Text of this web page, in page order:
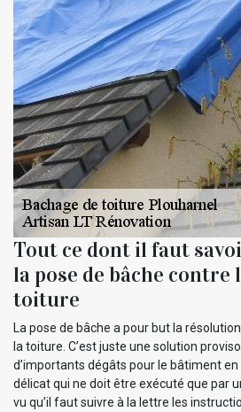
Tout ce dont il faut
la pose de bâche contre
toiture
La pose de bâche a pour but la
la toiture. C’est juste une solution
d’importants dégâts pour le bâtiment en
délicat qui ne doit être exécuté que par
vu qu’il faut suivre à la lettre les